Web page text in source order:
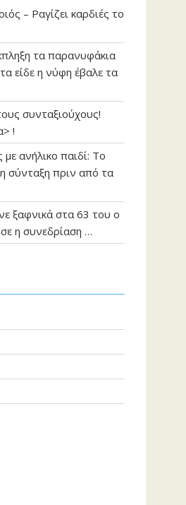
– Ραγίζει καρδιές το
τα παρανυφάκια
είδε η νύφη έβαλε τα
συνταξιούχους!
!
ανήλικο παιδί: Το
σύνταξη πριν από τα
ξαφνικά στα 63 του ο
η συνεδρίαση …